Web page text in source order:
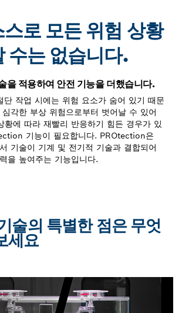
로 모든 위험 상황
수는 없습니다.
을 적용하여 안전 기능을 더했습니다.
단 작업 시에는 위험 요소가 숨어 있기 때문
각한 부상 위험으로부터 벗어날 수 있어
황에 따라 재빨리 반응하기 힘든 경우가 있
기능이 필요합니다. PROtection은
기술이 기계 및 전기적 기술과 결합되어
을 높여주는 기능입니다.
술의 특별한 점은 무엇
세요